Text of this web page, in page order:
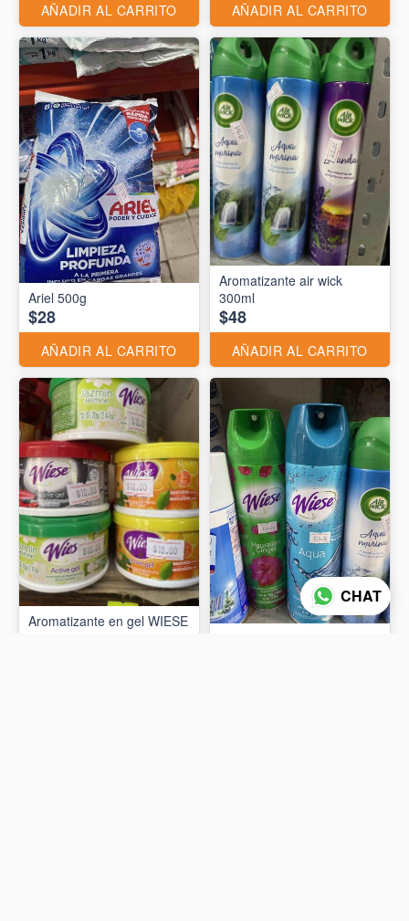
AÑADIR AL CARRITO AÑADIR AL CARRITO
Ariel 500g
$28
AÑADIR AL CARRITO
Aromatizante air wick
300ml
$48
AÑADIR AL CARRITO
Aromatizante en gel WIESE
CHAT